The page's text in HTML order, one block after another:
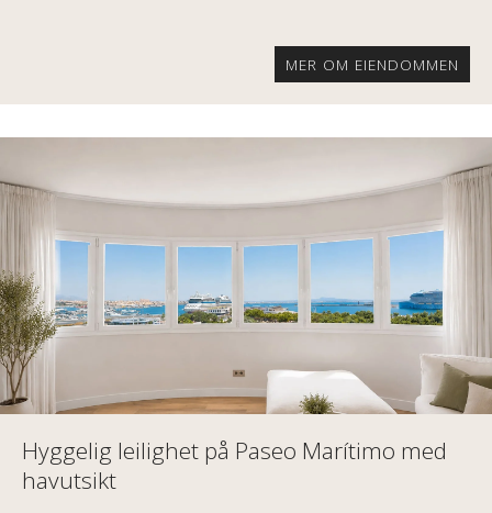
MER OM EIENDOMMEN
Hyggelig leilighet på Paseo Marítimo med
havutsikt